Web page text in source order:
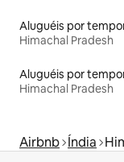
Himachal Pradesh
Himachal Pradesh
Airbnb Índia